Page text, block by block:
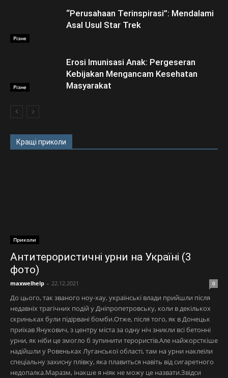
Різне
“Perusahaan Terinspirasi”: Mendalami
Asal Usul Star Trek
Різне
Erosi Imunisasi Anak: Pergeseran
Kebijakan Mengancam Kesehatan
Masyarakat
Кращі приколи
Приколи
Антитерористичні урни на Україні (3
фото)
maxwelhelp - 22.12.2021 0
До цього, так званого ноу-хау, українські влади прийшли після
недавніх трагічних подій у Дніпропетровську, коли в декількох
скриньках були підірвані бомби.Отже, після того, як в Донецьк
приїхав Янукович, з центру міста за одну ніч зникли всі бетонні
урни, як ніби це змогло б зупинити терористів.Але найжорсткіше
надійшли у Ровеньках Луганської області, там на урни наклеїли
спеціальну захисну плівку, яка плавиться навіть від сигаретного
недопалка.Маразм, інакше я ніяк не можу це назвати.Звідси